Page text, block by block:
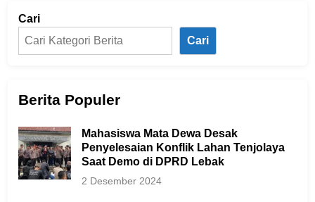
Cari
Cari
Berita Populer
Mahasiswa Mata Dewa Desak
Penyelesaian Konflik Lahan Tenjolaya
Saat Demo di DPRD Lebak
2 Desember 2024